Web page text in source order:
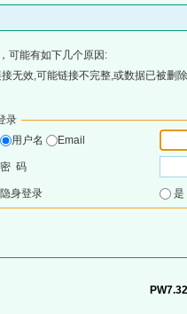
可能有如下几个原因:
无效,可能链接不完整,或数据已被删
录
用户名
Email
密 码
隐身登录